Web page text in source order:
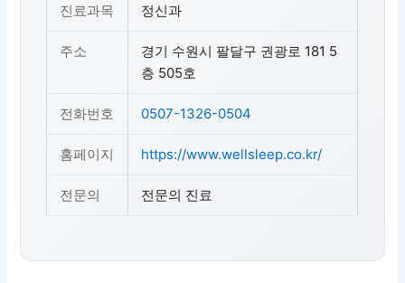
진료과목 정신과
주소
경기 수원시 팔달구 권광로 181 5
층 505호
전화번호 0507-1326-0504
홈페이지 https://www.wellsleep.co.kr/
전문의 전문의 진료